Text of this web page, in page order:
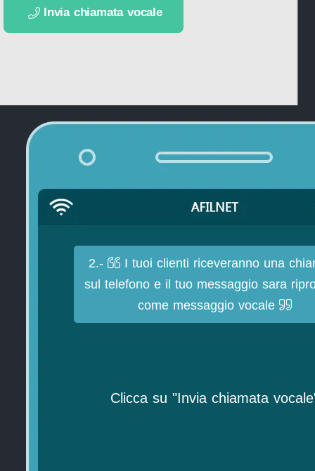
Invia chiamata vocale
2.-
I tuoi clienti riceveranno una
sul telefono e il tuo messaggio sara
come messaggio vocale
Clicca su "Invia chiamata